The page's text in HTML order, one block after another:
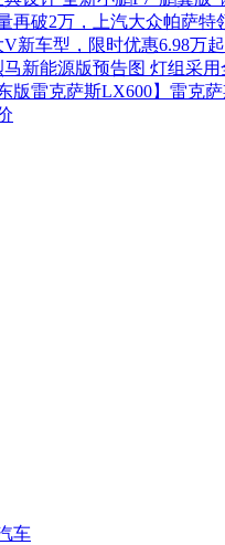
再破2万，上汽大众帕萨特
V新车型，限时优惠6.98万
马新能源版预告图 灯组采
东版雷克萨斯LX600】雷克
车